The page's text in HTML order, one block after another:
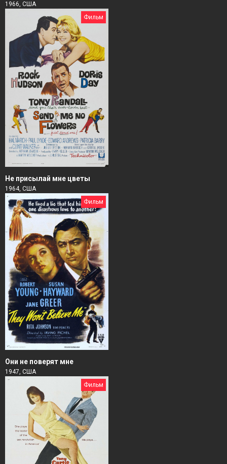
1966, США
Фильм
Не присылай мне цветы
1964, США
Фильм
Они не поверят мне
1947, США
Фильм